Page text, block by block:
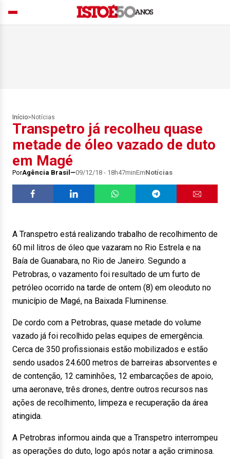
Início> Notícias
Transpetro já recolheu quase
metade de óleo vazado de duto
em Magé
PorAgência Brasil 09/12/18 - 18h47minEmNotícias
A Transpetro está realizando trabalho de recolhimento de
60 mil litros de óleo que vazaram no Rio Estrela e na
Baía de Guanabara, no Rio de Janeiro. Segundo a
Petrobras, o vazamento foi resultado de um furto de
petróleo ocorrido na tarde de ontem (8) em oleoduto no
município de Magé, na Baixada Fluminense.
De cordo com a Petrobras, quase metade do volume
vazado já foi recolhido pelas equipes de emergência.
Cerca de 350 profissionais estão mobilizados e estão
sendo usados 24.600 metros de barreiras absorventes e
de contenção, 12 caminhões, 12 embarcações de apoio,
uma aeronave, três drones, dentre outros recursos nas
ações de recolhimento, limpeza e recuperação da área
atingida.
A Petrobras informou ainda que a Transpetro interrompeu
as operações do duto, logo após notar a ação criminosa.